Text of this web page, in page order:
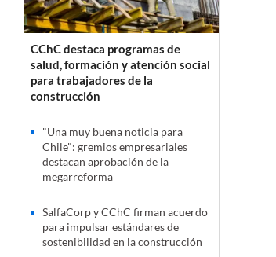
CChC destaca programas de
salud, formación y atención social
para trabajadores de la
construcción
"Una muy buena noticia para
Chile": gremios empresariales
destacan aprobación de la
megarreforma
SalfaCorp y CChC firman acuerdo
para impulsar estándares de
sostenibilidad en la construcción